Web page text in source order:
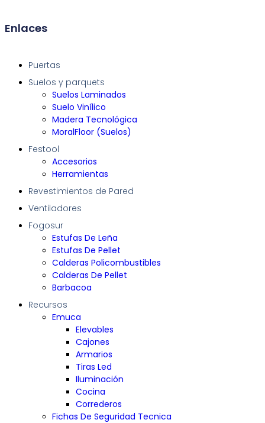
Enlaces
Puertas
Suelos y parquets
Suelos Laminados
Suelo Vinílico
Madera Tecnológica
MoralFloor (Suelos)
Festool
Accesorios
Herramientas
Revestimientos de Pared
Ventiladores
Fogosur
Estufas De Leña
Estufas De Pellet
Calderas Policombustibles
Calderas De Pellet
Barbacoa
Recursos
Emuca
Elevables
Cajones
Armarios
Tiras Led
Iluminación
Cocina
Correderos
Fichas De Seguridad Tecnica